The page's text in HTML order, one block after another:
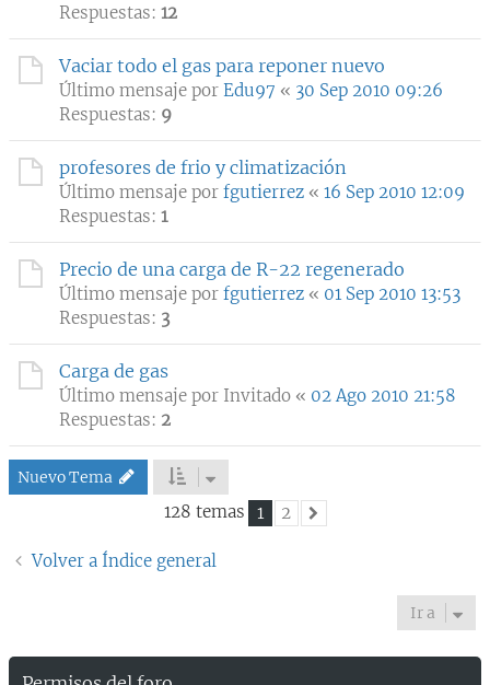
Respuestas: 12
Vaciar todo el gas para reponer nuevo
Último mensaje por Edu97 « 30 Sep 2010 09:26
Respuestas: 9
profesores de frio y climatización
Último mensaje por fgutierrez « 16 Sep 2010 12:09
Respuestas: 1
Precio de una carga de R-22 regenerado
Último mensaje por fgutierrez « 01 Sep 2010 13:53
Respuestas: 3
Carga de gas
Último mensaje por Invitado « 02 Ago 2010 21:58
Respuestas: 2
Nuevo Tema
128 temas 1
2
Siguiente
Volver a Índice general
Ir a